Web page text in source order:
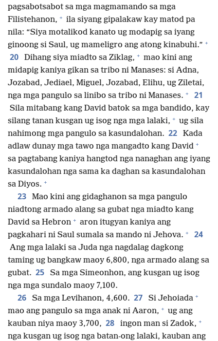
pagsabotsabot sa mga magmamando sa mga
Filistehanon, + ila siyang gipalakaw kay matod pa
nila: “Siya motalikod kanato ug modapig sa iyang
ginoong si Saul, ug mameligro ang atong kinabuhi.” +
20 Dihang siya miadto sa Ziklag, + mao kini ang
midapig kaniya gikan sa tribo ni Manases: si Adna,
Jozabad, Jediael, Miguel, Jozabad, Elihu, ug Ziletai,
nga mga pangulo sa linibo sa tribo ni Manases. + 21
Sila mitabang kang David batok sa mga bandido, kay
silang tanan kusgan ug isog nga mga lalaki, + ug sila
nahimong mga pangulo sa kasundalohan. 22
Kada
adlaw dunay mga tawo nga mangadto kang David +
sa pagtabang kaniya hangtod nga nanaghan ang iyang
kasundalohan nga sama ka daghan sa kasundalohan
sa Diyos. +
23
Mao kini ang gidaghanon sa mga pangulo
niadtong armado alang sa gubat nga miadto kang
David sa Hebron + aron itugyan kaniya ang
pagkahari ni Saul sumala sa mando ni Jehova. + 24
Ang mga lalaki sa Juda nga nagdalag dagkong
taming ug bangkaw maoy 6,800, nga armado alang sa
gubat. 25
Sa mga Simeonhon, ang kusgan ug isog
nga mga sundalo maoy 7,100.
26 Sa mga Levihanon, 4,600. 27 Si Jehoiada +
mao ang pangulo sa mga anak ni Aaron, + ug ang
kauban niya maoy 3,700, 28 ingon man si Zadok, +
nga kusgan ug isog nga batan-ong lalaki, kauban ang